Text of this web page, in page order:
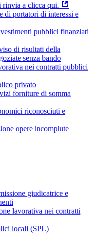
rinvia a clicca qui.
di portatori di interessi e
pubblici finanziati
di risultati della
senza bando
nei contratti pubblici
privato
forniture di somma
riconosciuti e
opere incompiute
giudicatrice e
lavorativa nei contratti
locali (SPL)